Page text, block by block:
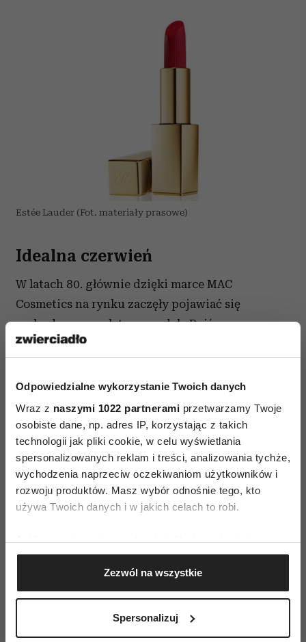
Odpowiedzialne wykorzystanie Twoich danych
Wraz z naszymi 1022 partnerami przetwarzamy Twoje
osobiste dane, np. adres IP, korzystając z takich
technologii jak pliki cookie, w celu wyświetlania
spersonalizowanych reklam i treści, analizowania tychże,
wychodzenia naprzeciw oczekiwaniom użytkowników i
rozwoju produktów. Masz wybór odnośnie tego, kto
używa Twoich danych i w jakich celach to robi.
Jeśli wyrazisz na to zgodę, chcielibyśmy również:
Gromadzić dane dotyczące Twojej lokalizacji
geograficznej z dokładnością nawet do kilku metrów
Identyfikować Twoje urządzenie, aktywnie
(fingerprinting, czyli wirtualny odcisk palca)
Zezwól na wszystkie
Spersonalizuj
Estée Lauder (Fot. materiały prasowe)
Idealna czerwień
W latach 80. głównie dzięki marce MAC
Cosmetics na rynku zaczęły pojawiać się
rozbudowane palety pomadek. Dziś, w epoce
hołdującej szybko zmieniającym się trendom
nierzadko kilkadziesiąt fantazyjnie nazwanych
barw. I tak wybór idealnego odcienia pomadki
stał się jednym z trudniejszych wyzwań, przed
którym stoi każda kobieta.
Zagorzałe fanki makijażu ust potrafią dostrzec
różnicę między żywą, jasną, ciepłą, głęboką,
ceglastą i prawdziwą czerwienią. Wiedzą
wyrazistych pomadek na różne okazje, choć